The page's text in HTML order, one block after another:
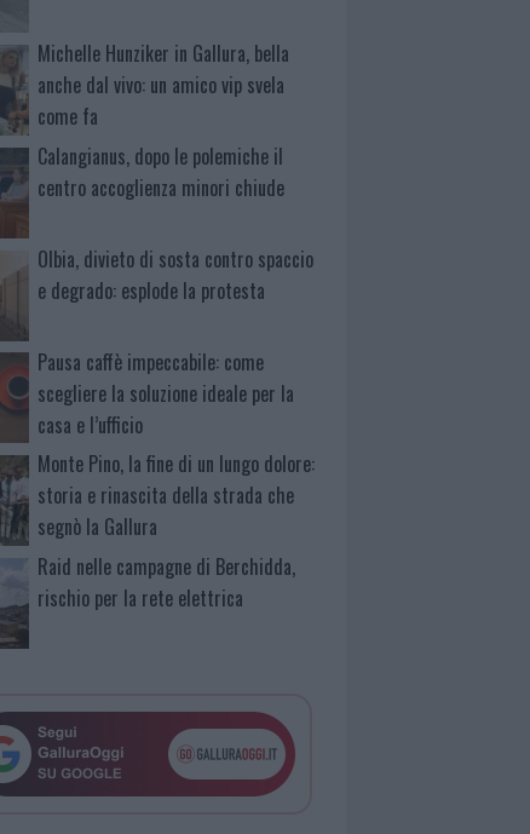
Michelle Hunziker in Gallura, bella
anche dal vivo: un amico vip svela
come fa
Calangianus, dopo le polemiche il
centro accoglienza minori chiude
Olbia, divieto di sosta contro spaccio
e degrado: esplode la protesta
Pausa caffè impeccabile: come
scegliere la soluzione ideale per la
casa e l’ufficio
Monte Pino, la fine di un lungo dolore:
storia e rinascita della strada che
segnò la Gallura
Raid nelle campagne di Berchidda,
rischio per la rete elettrica